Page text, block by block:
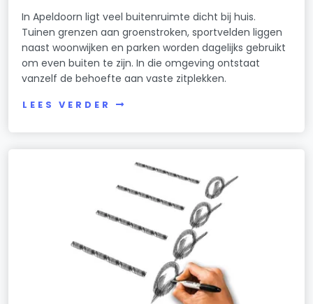
In Apeldoorn ligt veel buitenruimte dicht bij huis.
Tuinen grenzen aan groenstroken, sportvelden liggen
naast woonwijken en parken worden dagelijks gebruikt
om even buiten te zijn. In die omgeving ontstaat
vanzelf de behoefte aan vaste zitplekken.
LEES VERDER